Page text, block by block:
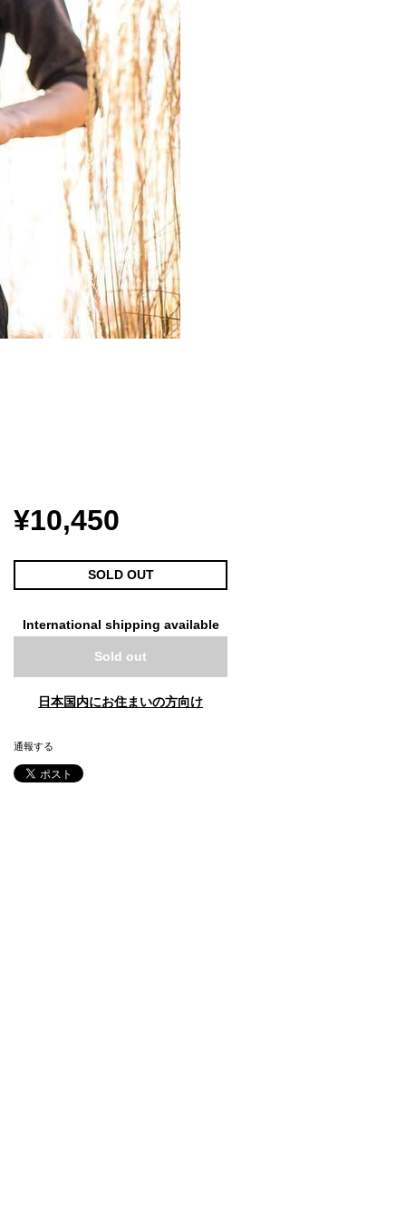
¥10,450
SOLD OUT
International shipping available
Sold out
日本国内にお住まいの方向け
通報する